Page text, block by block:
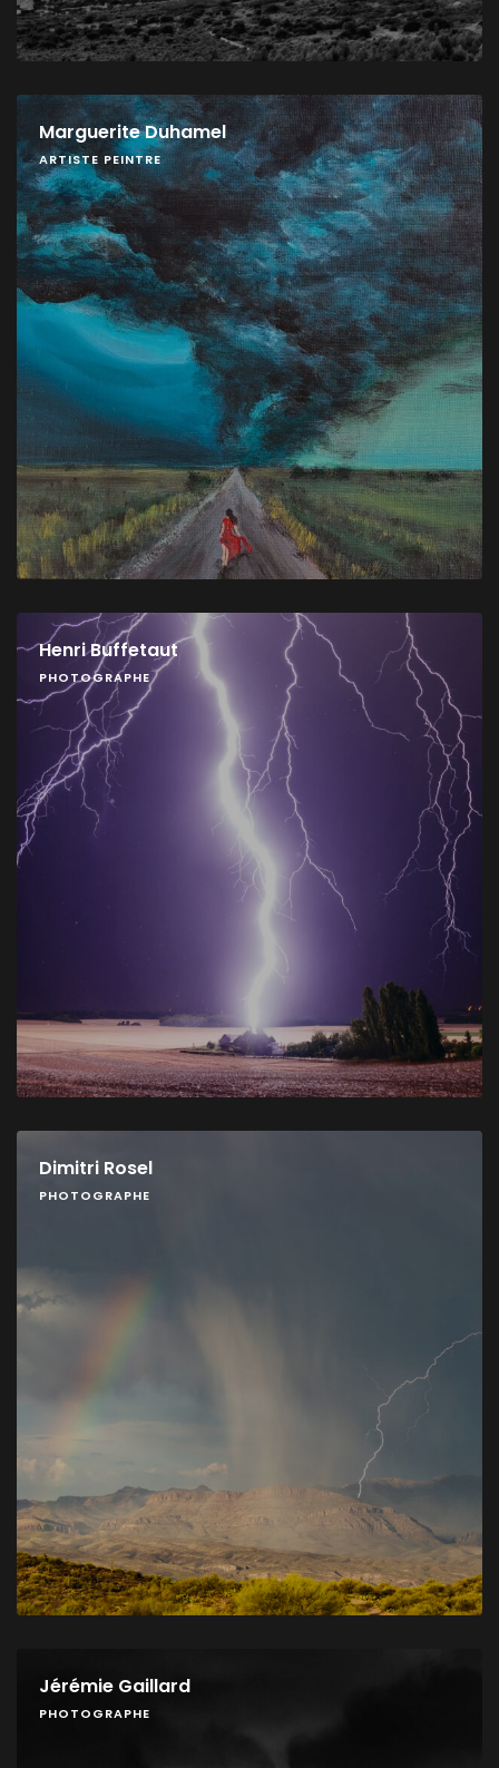
Marguerite Duhamel
ARTISTE PEINTRE
Henri Buffetaut
PHOTOGRAPHE
Dimitri Rosel
PHOTOGRAPHE
Jérémie Gaillard
PHOTOGRAPHE